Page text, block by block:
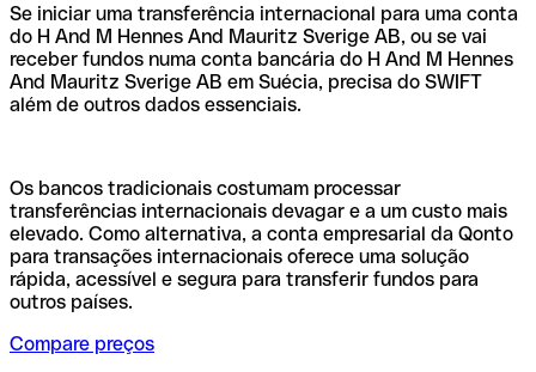
Se iniciar uma transferência internacional para uma conta
do H And M Hennes And Mauritz Sverige AB, ou se vai
receber fundos numa conta bancária do H And M Hennes
And Mauritz Sverige AB em Suécia, precisa do SWIFT
além de outros dados essenciais.
Os bancos tradicionais costumam processar
transferências internacionais devagar e a um custo mais
elevado. Como alternativa, a conta empresarial da Qonto
para transações internacionais oferece uma solução
rápida, acessível e segura para transferir fundos para
outros países.
Compare preços